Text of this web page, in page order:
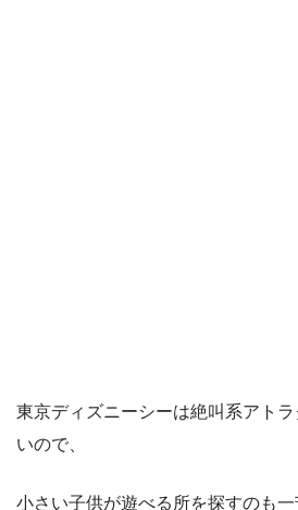
東京ディズニーシーは絶叫系アト
いので、
小さい子供が遊べる所を探すのも